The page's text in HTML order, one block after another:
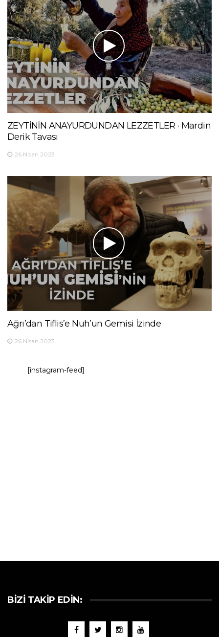
ZEYTİNİN ANAYURDUNDAN LEZZETLER · Mardin
Derik Tavası
26 Nisan 2023
Ağrı’dan Tiflis’e Nuh’un Gemisi İzinde
26 Nisan 2023
[instagram-feed]
BIZI TAKIP EDIN: